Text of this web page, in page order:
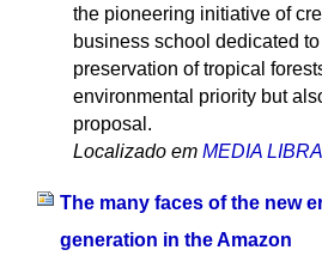
the pioneering initiative of
business school dedicated
preservation of tropical
environmental priority but
proposal.
Localizado em MEDIA
The many faces of the new
generation in the Amazon